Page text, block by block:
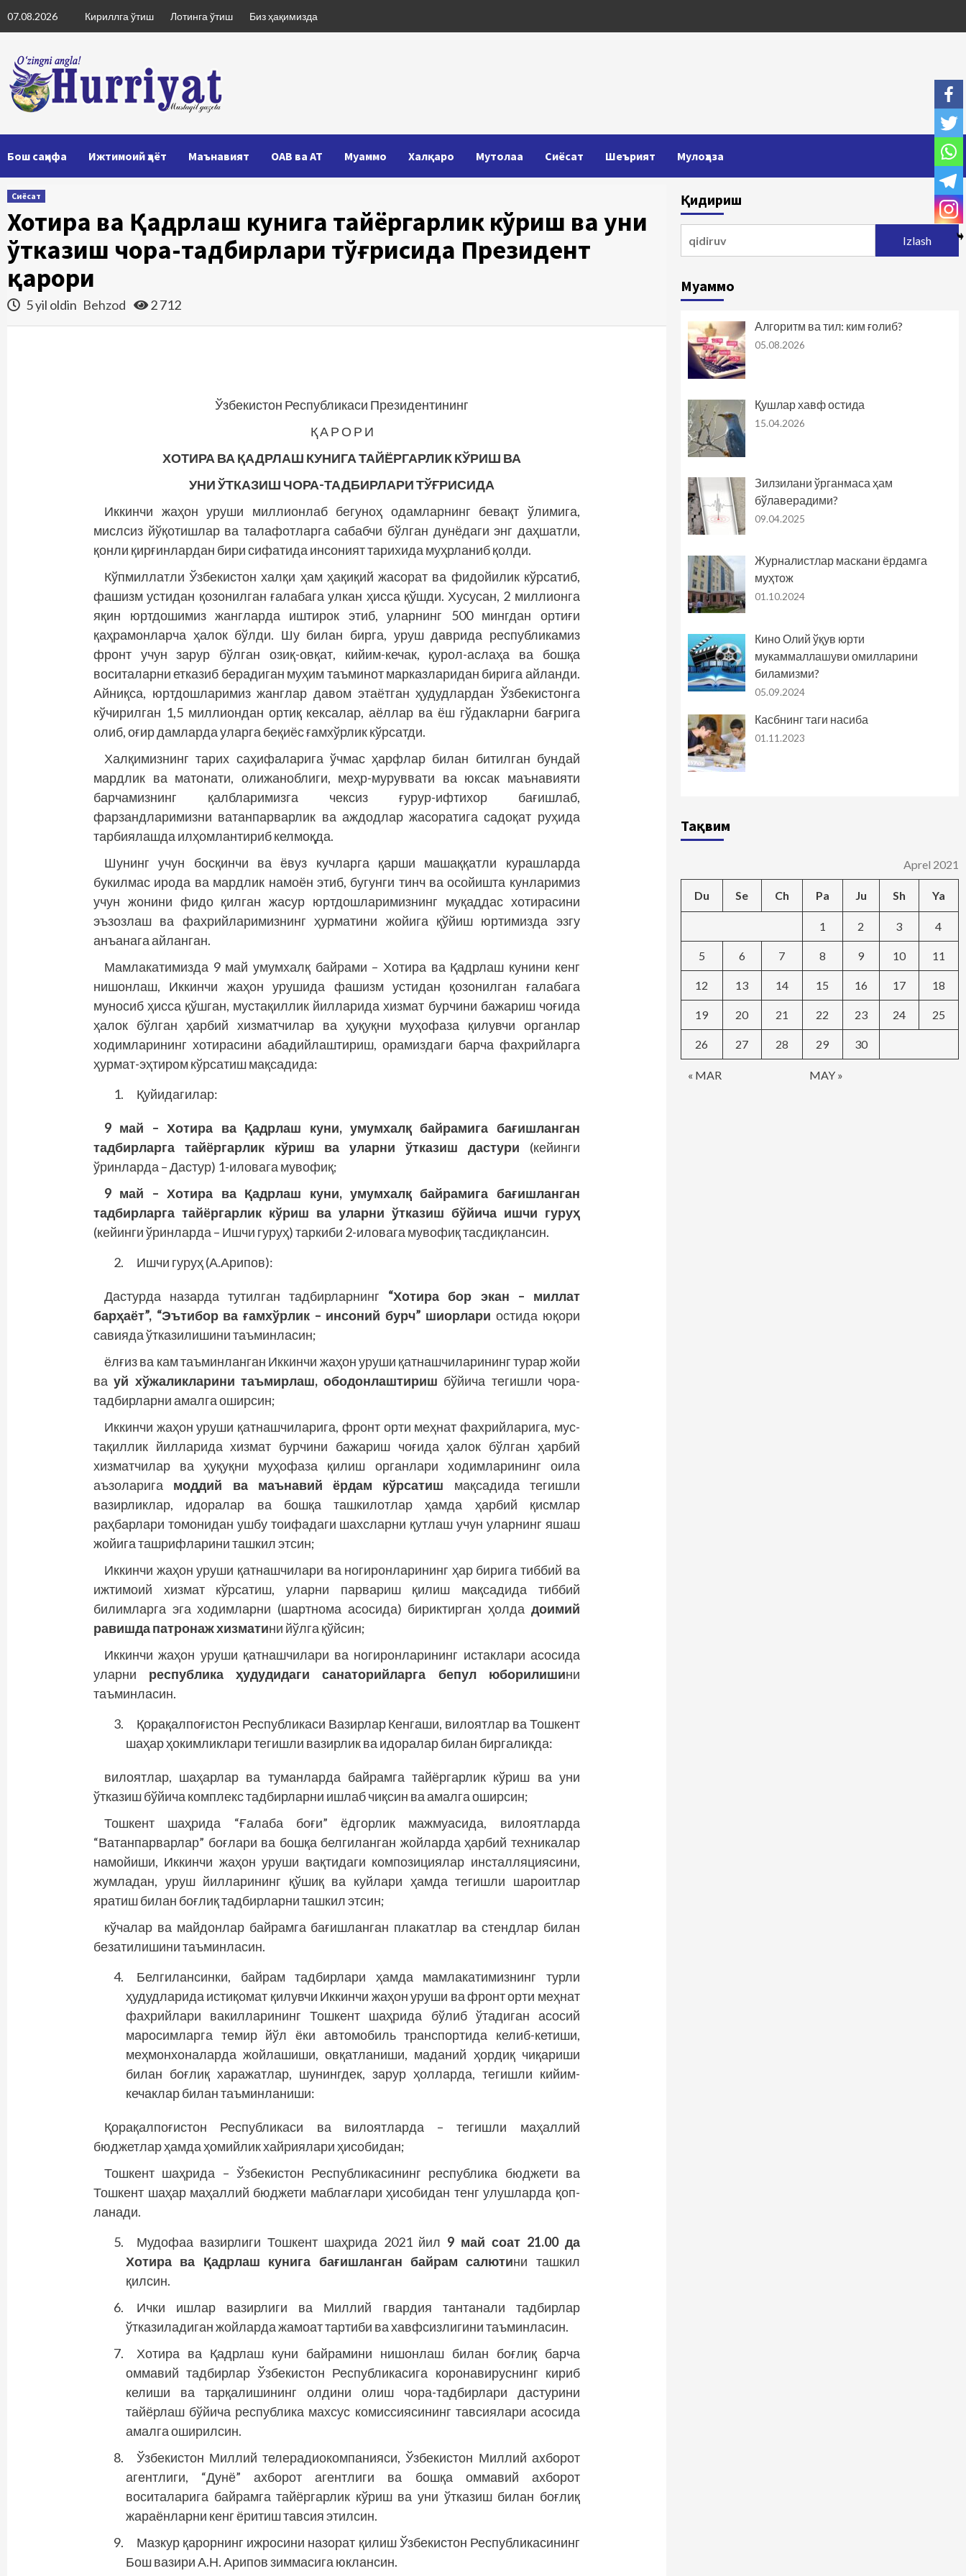
to
07.08.2026 Кириллга ўтиш Лотинга ўтиш Биз ҳақимизда
Бош саҳифа Ижтимоий ҳаёт Маънавият ОАВ ва АТ Муаммо Халқаро Мутолаа Сиёсат Шеърият Мулоҳаза
Сиёсат
Хотира ва Қадрлаш кунига тайёргарлик кўриш ва уни
ўтказиш чора-тадбирлари тўғрисида Президент
қарори
5 yil oldin Behzod 2 712
Ўзбекистон Республикаси Президентининг
Қ А Р О Р И
ХОТИРА ВА ҚАДРЛАШ КУНИГА ТАЙЁРГАРЛИК КЎРИШ ВА
УНИ ЎТКАЗИШ ЧОРА-ТАДБИРЛАРИ ТЎҒРИСИДА
Иккинчи жаҳон уруши миллионлаб бегуноҳ одамларнинг бевақт ўлимига,
мислсиз йўқотишлар ва талафотларга сабабчи бўлган дунёдаги энг даҳшатли,
қонли қирғинлардан бири сифатида инсоният тарихида муҳрланиб қолди.
Кўпмиллатли Ўзбекистон халқи ҳам ҳақиқий жасорат ва фидойилик кўрсатиб,
фашизм устидан қозонилган ғалабага улкан ҳисса қўшди. Хусусан, 2 миллионга
яқин юртдошимиз жангларда иштирок этиб, уларнинг 500 мингдан ортиғи
қаҳрамонларча ҳалок бўлди. Шу билан бирга, уруш даврида республикамиз
фронт учун зарур бўлган озиқ-овқат, кийим-кечак, қурол-аслаҳа ва бошқа
воситаларни етказиб берадиган муҳим таъминот марказларидан бирига айланди.
Айниқса, юртдошларимиз жанглар давом этаётган ҳудудлардан Ўзбекистонга
кўчирилган 1,5 миллиондан ортиқ кексалар, аёллар ва ёш гўдакларни бағрига
олиб, оғир дамларда уларга беқиёс ғамхўрлик кўрсатди.
Халқимизнинг тарих саҳифаларига ўчмас ҳарфлар билан битилган бундай
мардлик ва матонати, олижаноблиги, меҳр-муруввати ва юксак маънавияти
барчамизнинг қалбларимизга чексиз ғурур-ифтихор бағишлаб,
фарзандларимизни ватанпарварлик ва аждодлар жасоратига садоқат руҳида
тарбиялашда илҳомлантириб келмоқда.
Шунинг учун босқинчи ва ёвуз кучларга қарши машаққатли курашларда
букилмас ирода ва мардлик намоён этиб, бугунги тинч ва осойишта кунларимиз
учун жонини фидо қилган жасур юртдошларимизнинг муқаддас хотирасини
эъзозлаш ва фахрийларимизнинг ҳурматини жойига қўйиш юртимизда эзгу
анъанага айланган.
Мамлакатимизда 9 май умумхалқ байрами – Хотира ва Қадрлаш кунини кенг
нишонлаш, Иккинчи жаҳон урушида фашизм устидан қозонилган ғалабага
муносиб ҳисса қўшган, мустақиллик йилларида хизмат бурчини бажариш чоғида
ҳалок бўлган ҳарбий хизматчилар ва ҳуқуқни муҳофаза қилувчи органлар
ходимларининг хотирасини абадийлаштириш, орамиздаги барча фахрийларга
ҳурмат-эҳтиром кўрсатиш мақсадида:
Қуйидагилар:
9 май – Хотира ва Қадрлаш куни, умумхалқ байрамига бағишланган
тадбирларга тайёргарлик кўриш ва уларни ўтказиш дастури (кейинги
ўринларда – Дастур) 1-иловага мувофиқ;
9 май – Хотира ва Қадрлаш куни, умумхалқ байрамига бағишланган
тадбирларга тайёргарлик кўриш ва уларни ўтказиш бўйича ишчи гуруҳ
(кейинги ўринларда – Ишчи гуруҳ) таркиби 2-иловага мувофиқ тасдиқлансин.
Ишчи гуруҳ (А.Арипов):
Дастурда назарда тутилган тадбирларнинг “Хотира бор экан – миллат
барҳаёт”, “Эътибор ва ғамхўрлик – инсоний бурч” шиорлариостида юқори
савияда ўтказилишини таъминласин;
ёлғиз ва кам таъминланган Иккинчи жаҳон уруши қатнашчиларининг турар жойи
вауй хўжаликларини таъмирлаш, ободонлаштириш бўйича тегишли чора-
тадбирларни амалга оширсин;
Иккинчи жаҳон уруши қатнашчиларига, фронт орти меҳнат фахрийларига, мус­
тақиллик йилларида хизмат бурчини бажариш чоғида ҳалок бўлган ҳарбий
хизматчилар ва ҳуқуқни муҳофаза қилиш органлари ходимларининг оила
аъзоларига моддий ва маънавий ёрдам кўрсатиш мақсадида тегишли
вазирликлар, идоралар ва бошқа ташкилотлар ҳамда ҳарбий қисмлар
раҳбарлари томонидан ушбу тоифадаги шахсларни қутлаш учун уларнинг яшаш
жойига ташрифларини ташкил этсин;
Иккинчи жаҳон уруши қатнашчилари ва ногиронларининг ҳар бирига тиббий ва
ижтимоий хизмат кўрсатиш, уларни парвариш қилиш мақсадида тиббий
билимларга эга ходимларни (шартнома асосида) бириктирган ҳолда доимий
равишда патронаж хизматини йўлга қўйсин;
Иккинчи жаҳон уруши қатнашчилари ва ногиронларининг истаклари асосида
уларни республика ҳудудидаги санаторийларга бепул юборилишини
таъминласин.
Қорақалпоғистон Республикаси Вазирлар Кенгаши, вилоятлар ва Тошкент
шаҳар ҳокимликлари тегишли вазирлик ва идоралар билан биргаликда:
вилоятлар, шаҳарлар ва туманларда байрамга тайёргарлик кўриш ва уни
ўтказиш бўйича комплекс тадбирларни ишлаб чиқсин ва амалга оширсин;
Тошкент шаҳрида “Ғалаба боғи” ёдгорлик мажмуасида, вилоятларда
“Ватанпарварлар” боғлари ва бошқа белгиланган жойларда ҳарбий техникалар
намойиши, Иккинчи жаҳон уруши вақтидаги композициялар инсталляциясини,
жумладан, уруш йилларининг қўшиқ ва куйлари ҳамда тегишли шароитлар
яратиш билан боғлиқ тадбирларни ташкил этсин;
кўчалар ва майдонлар байрамга бағишланган плакатлар ва стендлар билан
безатилишини таъминласин.
Белгилансинки, байрам тадбирлари ҳамда мамлакатимизнинг турли
ҳудудларида истиқомат қилувчи Иккинчи жаҳон уруши ва фронт орти меҳнат
фахрийлари вакилларининг Тошкент шаҳрида бўлиб ўтадиган асосий
маросимларга темир йўл ёки автомобиль транспортида келиб-кетиши,
меҳмонхоналарда жойлашиши, овқатланиши, маданий ҳордиқ чиқариши
билан боғлиқ харажатлар, шунингдек, зарур ҳолларда, тегишли кийим-
кечаклар билан таъминланиши:
Қорақалпоғистон Республикаси ва вилоятларда – тегишли маҳаллий
бюджетлар ҳамда ҳомийлик хайриялари ҳисобидан;
Тошкент шаҳрида – Ўзбекистон Республикасининг республика бюджети ва
Тошкент шаҳар маҳаллий бюджети маблағлари ҳисобидан тенг улушларда қоп­
ланади.
Мудофаа вазирлиги Тошкент шаҳрида 2021 йил 9 май соат 21.00 да
Хотира ва Қадрлаш кунига бағишланган байрам салютини ташкил
қилсин.
Ички ишлар вазирлиги ва Миллий гвардия тантанали тадбирлар
ўтказиладиган жойларда жамоат тартиби ва хавфсизлигини таъминласин.
Хотира ва Қадрлаш куни байрамини нишонлаш билан боғлиқ барча
оммавий тадбирлар Ўзбекистон Республикасига коронавируснинг кириб
келиши ва тарқалишининг олдини олиш чора-тадбирлари дастурини
тайёрлаш бўйича рес­публика махсус комиссиясининг тавсиялари асосида
амалга оширилсин.
Ўзбекистон Миллий телерадиокомпанияси, Ўзбекистон Миллий ахборот
агентлиги, “Дунё” ахборот агентлиги ва бошқа оммавий ахборот
воситаларига байрамга тайёргарлик кўриш ва уни ўтказиш билан боғлиқ
жараёнларни кенг ёритиш тавсия этилсин.
Мазкур қарорнинг ижросини назорат қилиш Ўзбекистон Республикасининг
Бош вазири А.Н. Арипов зиммасига юклансин.
Қидириш
Муаммо
Алгоритм ва тил: ким ғолиб?
05.08.2026
Қушлар хавф остида
15.04.2026
Зилзилани ўрганмаса ҳам
бўлаверадими?
09.04.2025
Журналистлар маскани ёрдамга
муҳтож
01.10.2024
Кино Олий ўқув юрти
мукаммаллашуви омилларини
биламизми?
05.09.2024
Касбнинг таги насиба
01.11.2023
Тақвим
Aprel 2021
Du Se Ch Pa Ju Sh Ya
« MAR MAY »
1 2 3 4
5 6 7 8 9 10 11
12 13 14 15 16 17 18
19 20 21 22 23 24 25
26 27 28 29 30